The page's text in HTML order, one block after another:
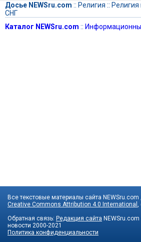
Досье NEWSru.com :: Религия :: Религия
СНГ
Каталог NEWSru.com ::
Все текстовые материалы сайта
Creative Commons Attribution 4.0 International
Обратная связь: Редакция сайта
новости 2000-2021
Политика конфиденциальности